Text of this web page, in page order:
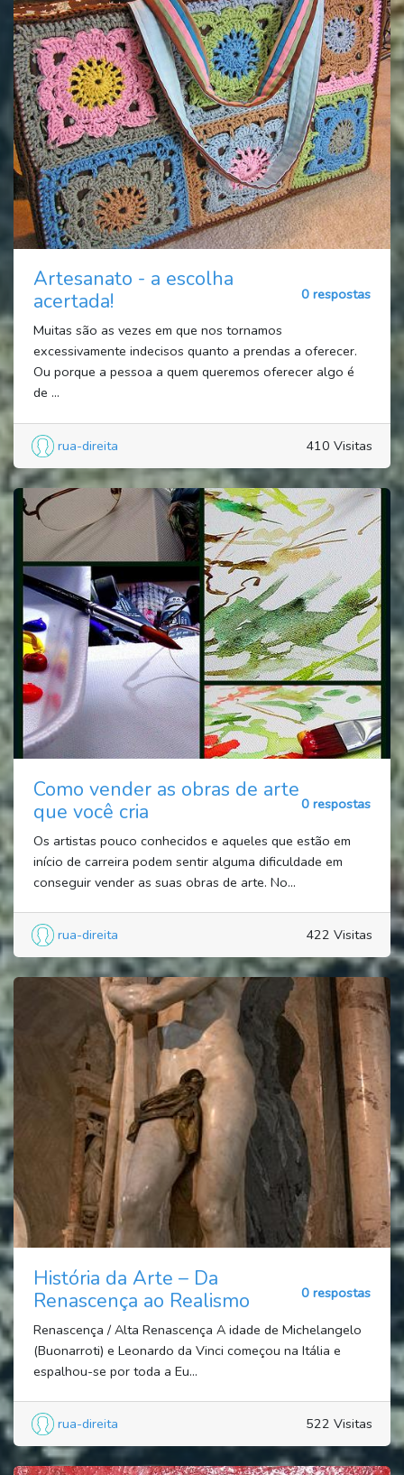
Artesanato - a escolha
acertada!
0 respostas
Muitas são as vezes em que nos tornamos
excessivamente indecisos quanto a prendas a oferecer.
Ou porque a pessoa a quem queremos oferecer algo é
de ...
rua-direita 410 Visitas
Como vender as obras de arte
que você cria
0 respostas
Os artistas pouco conhecidos e aqueles que estão em
início de carreira podem sentir alguma dificuldade em
conseguir vender as suas obras de arte. No...
rua-direita 422 Visitas
História da Arte – Da
Renascença ao Realismo
0 respostas
Renascença / Alta Renascença A idade de Michelangelo
(Buonarroti) e Leonardo da Vinci começou na Itália e
espalhou-se por toda a Eu...
rua-direita 522 Visitas